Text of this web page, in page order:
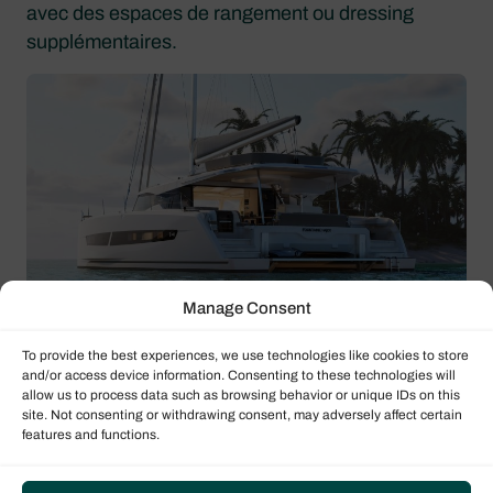
Manage Consent
To provide the best experiences, we use technologies like cookies to store
and/or access device information. Consenting to these technologies will
allow us to process data such as browsing behavior or unique IDs on this
site. Not consenting or withdrawing consent, may adversely affect certain
features and functions.
avec des espaces de rangement ou dressing
supplémentaires.
La connexion entre le salon et le cockpit est
particulièrement réussie grâce à de larges portes
coulissantes créant un grand espace de vie ouvert.
Plusieurs zones de détente — dont des lounges